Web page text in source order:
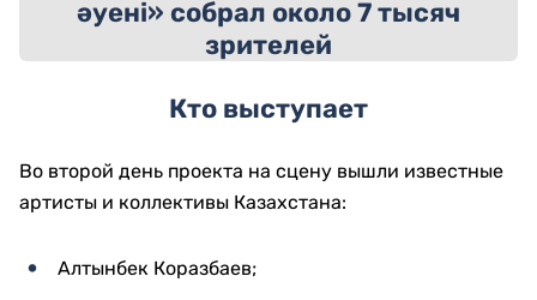
Кто выступает
Во второй день проекта на сцену вышли известные
артисты и коллективы Казахстана:
Алтынбек Коразбаев;